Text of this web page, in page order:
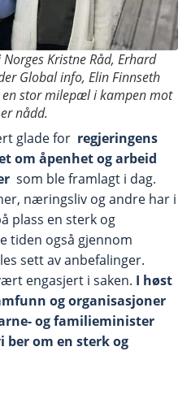
Kristne Råd, Erhard
Global info, Elin Finnseth
stor milepæl i kampen mot
nådd.
glade for regjeringens
om åpenhet og arbeid
som ble framlagt i dag.
næringsliv og andre har i
plass en sterk og
tiden også gjennom
sett av anbefalinger.
engasjert i saken. I høst
og organisasjoner
og familieminister
ber om en sterk og